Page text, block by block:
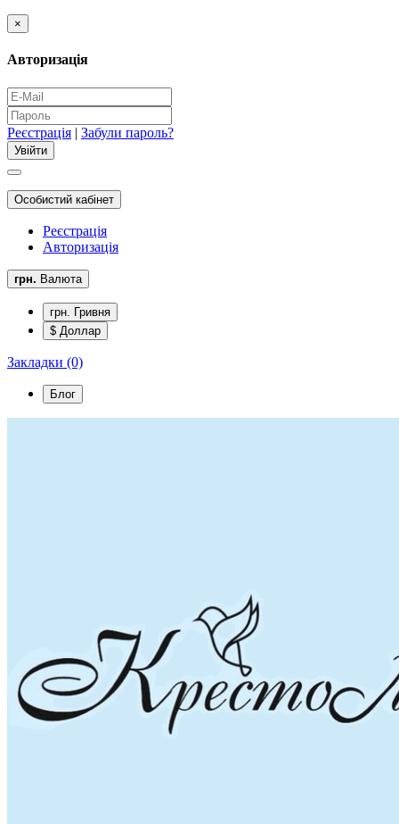
×
Авторизація
Реєстрація | Забули пароль?
Особистий кабінет
Реєстрація
Авторизація
грн. Валюта
грн. Гривня
$ Доллар
Закладки (0)
Блог